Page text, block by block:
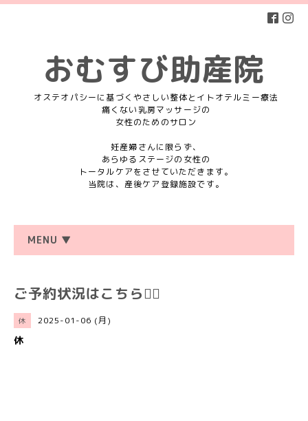
おむすび助産院
オステオパシーに基づくやさしい整体とイトオテルミー療法
痛くない乳房マッサージの
女性のためのサロン
妊産婦さんに限らず、
あらゆるステージの女性の
トータルケアをさせていただきます。
当院は、産後ケア登録施設です。
MENU ▼
ご予約状況はこちら💁‍♀️
休 2025-01-06 (月)
休